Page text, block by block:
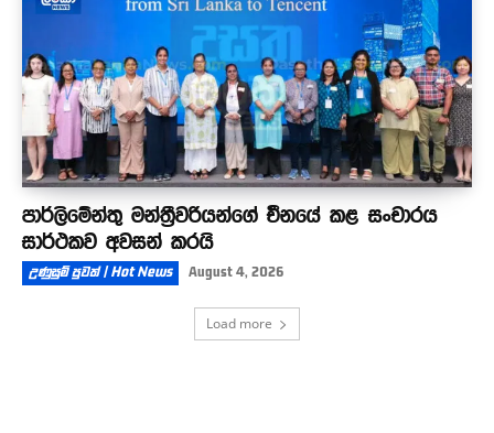
පාර්ලිමේන්තු මන්ත්‍රීවරියන්ගේ චීනයේ කළ සංචාරය
සාර්ථකව අවසන් කරයි
උණුසුම් පුවත් | Hot News August 4, 2026
Load more